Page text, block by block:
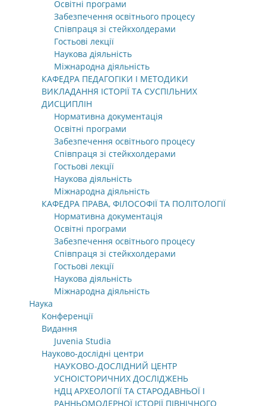
Освітні програми
Забезпечення освітнього процесу
Співпраця зі стейкхолдерами
Гостьові лекції
Наукова діяльність
Міжнародна діяльність
КАФЕДРА ПЕДАГОГІКИ І МЕТОДИКИ
ВИКЛАДАННЯ ІСТОРІЇ ТА СУСПІЛЬНИХ
ДИСЦИПЛІН
Нормативна документація
Освітні програми
Забезпечення освітнього процесу
Співпраця зі стейкхолдерами
Гостьові лекції
Наукова діяльність
Міжнародна діяльність
КАФЕДРА ПРАВА, ФІЛОСОФІЇ ТА ПОЛІТОЛОГІЇ
Нормативна документація
Освітні програми
Забезпечення освітнього процесу
Співпраця зі стейкхолдерами
Гостьові лекції
Наукова діяльність
Міжнародна діяльність
Наука
Конференції
Видання
Juvenia Studia
Науково-дослідні центри
НАУКОВО-ДОСЛІДНИЙ ЦЕНТР
УСНОІСТОРИЧНИХ ДОСЛІДЖЕНЬ
НДЦ АРХЕОЛОГІЇ ТА СТАРОДАВНЬОЇ І
РАННЬОМОДЕРНОЇ ІСТОРІЇ ПІВНІЧНОГО